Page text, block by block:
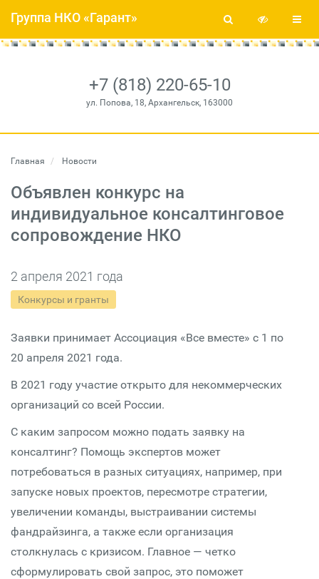
+7 (818) 220-65-10
ул. Попова, 18, Архангельск, 163000
Группа НКО «Гарант»
Главная Новости
Объявлен конкурс на
индивидуальное консалтинговое
сопровождение НКО
2 апреля 2021 года
Конкурсы и гранты
Заявки принимает Ассоциация «Все вместе» с 1 по
20 апреля 2021 года.
В 2021 году участие открыто для некоммерческих
организаций со всей России.
С каким запросом можно подать заявку на
консалтинг? Помощь экспертов может
потребоваться в разных ситуациях, например, при
запуске новых проектов, пересмотре стратегии,
увеличении команды, выстраивании системы
фандрайзинга, а также если организация
столкнулась с кризисом. Главное — четко
сформулировать свой запрос, это поможет